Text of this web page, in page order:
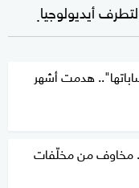
أيديولوجيا.
هدمت أشهر
مخاوف من مخلّفات